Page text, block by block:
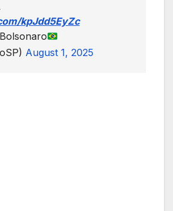
kpJdd5EyZc
August 1, 2025